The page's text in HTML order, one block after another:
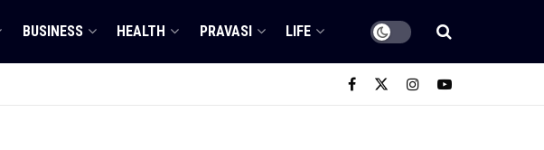
BUSINESS HEALTH PRAVASI LIFE